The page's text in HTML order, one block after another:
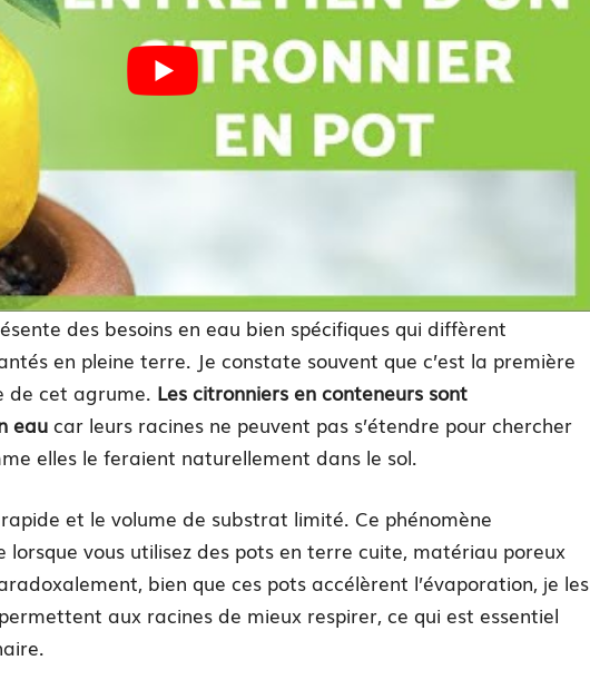
des besoins en eau bien spécifiques qui diffèrent
en pleine terre. Je constate souvent que c’est la première
de cet agrume. Les citronniers en conteneurs sont
eaucar leurs racines ne peuvent pas s’étendre pour chercher
elles le feraient naturellement dans le sol.
et le volume de substrat limité. Ce phénomène
lorsque vous utilisez des pots en terre cuite, matériau poreux
bien que ces pots accélèrent l’évaporation, je les
aux racines de mieux respirer, ce qui est essentiel